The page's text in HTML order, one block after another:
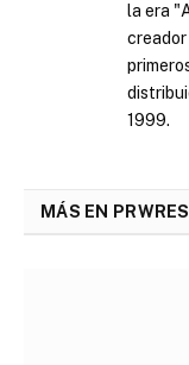
la era
creador
1999.
MÁS EN